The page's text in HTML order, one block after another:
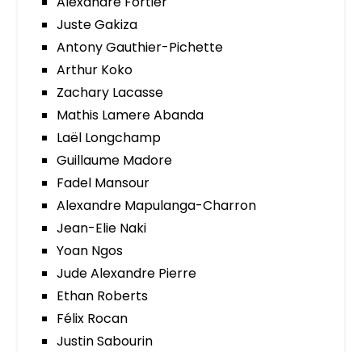
Juste Gakiza
Antony Gauthier-Pichette
Arthur Koko
Zachary Lacasse
Mathis Lamere Abanda
Laël Longchamp
Guillaume Madore
Fadel Mansour
Alexandre Mapulanga-Charron
Jean-Elie Naki
Yoan Ngos
Jude Alexandre Pierre
Ethan Roberts
Félix Rocan
Justin Sabourin